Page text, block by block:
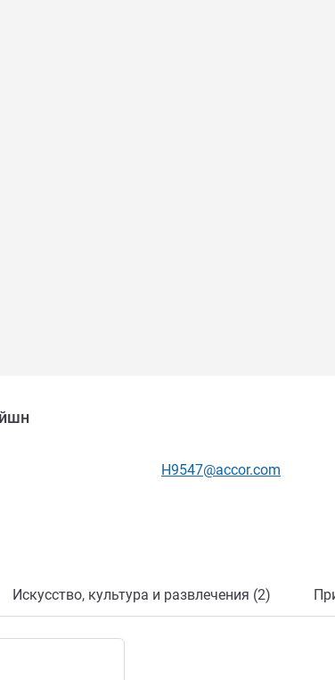
Контактный адрес
H9547@accor.com
Искусство, культура и развлечения (2)